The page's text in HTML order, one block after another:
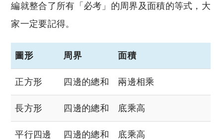
編就整合了所有「必考」的周界及面積的等式，大
家一定要記得。
圖形 周界 面積
正方形 四邊的總和 兩邊相乘
長方形 四邊的總和 底乘高
平行四邊
四邊的總和 底乘高